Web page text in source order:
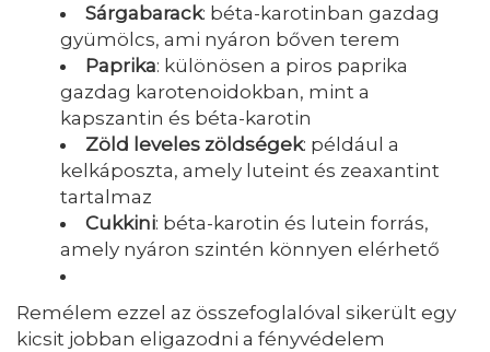
Sárgabarack: béta-karotinban gazdag
gyümölcs, ami nyáron bőven terem
Paprika: különösen a piros paprika
gazdag karotenoidokban, mint a
kapszantin és béta-karotin
Zöld leveles zöldségek: például a
kelkáposzta, amely luteint és zeaxantint
tartalmaz
Cukkini: béta-karotin és lutein forrás,
amely nyáron szintén könnyen elérhető
Remélem ezzel az összefoglalóval sikerült egy
kicsit jobban eligazodni a fényvédelem